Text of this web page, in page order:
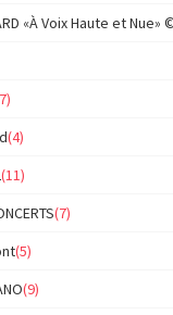
«À Voix Haute et Nue»
(4)
(11)
(7)
(5)
(9)